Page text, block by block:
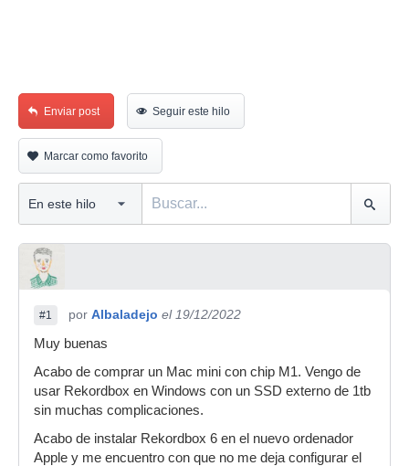
Enviar post Seguir este hilo
Marcar como favorito
#1 por Albaladejo el 19/12/2022
Muy buenas
Acabo de comprar un Mac mini con chip M1. Vengo de
usar Rekordbox en Windows con un SSD externo de 1tb
sin muchas complicaciones.
Acabo de instalar Rekordbox 6 en el nuevo ordenador
Apple y me encuentro con que no me deja configurar el